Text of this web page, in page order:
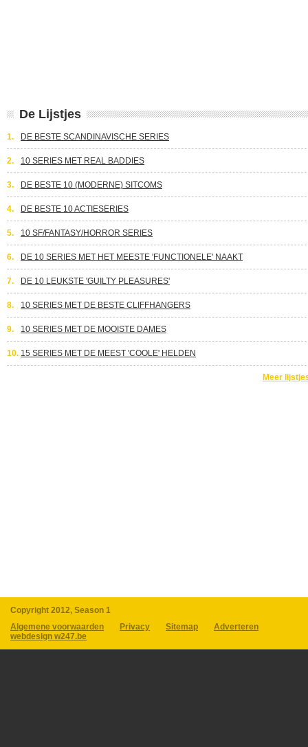
De Lijstjes
1. DE BESTE SCANDINAVISCHE SERIES
2. 10 SERIES MET REAL BADDIES
3. DE BESTE 10 (MODERNE) SITCOMS
4. DE BESTE 10 ACTIESERIES
5. 10 SF/FANTASY/HORROR SERIES
6. DE 10 SERIES MET HET MEESTE 'FUNCTIONELE' NAAKT
7. DE 10 LEUKSTE 'GUILTY PLEASURES'
8. 10 SERIES MET DE BESTE CLIFFHANGERS
9. 10 SERIES MET DE MOOISTE DAMES
10. 15 SERIES MET DE MEEST 'COOLE' HELDEN
Meer
Copyright 2012, Season 1
Algemene voorwaarden
Privacy Sitemap
Adverteren
webdesign w247.be